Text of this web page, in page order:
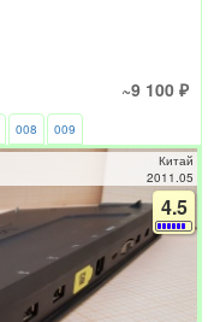
~9 100 ₽
008
009
Китай
2011.05
4.5